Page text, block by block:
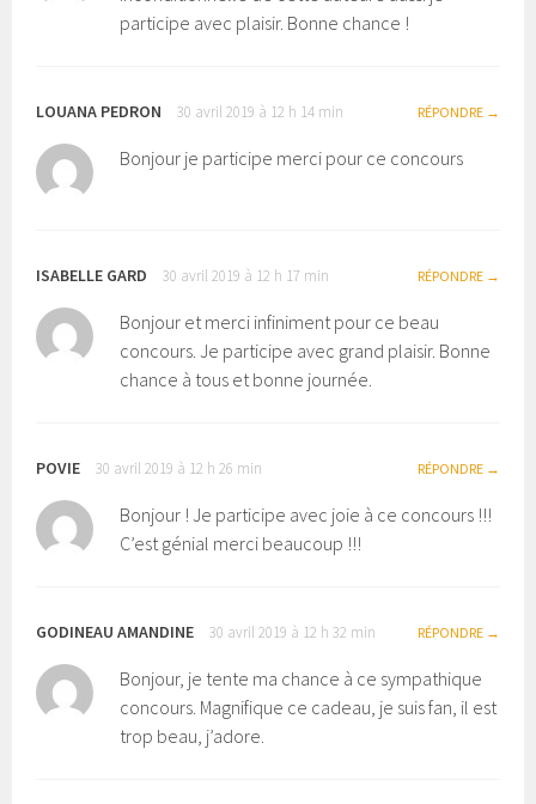
participe avec plaisir. Bonne chance !
LOUANA PEDRON 30 avril 2019 à 12 h 14 min RÉPONDRE
Bonjour je participe merci pour ce concours
ISABELLE GARD 30 avril 2019 à 12 h 17 min RÉPONDRE
Bonjour et merci infiniment pour ce beau
concours. Je participe avec grand plaisir. Bonne
chance à tous et bonne journée.
POVIE 30 avril 2019 à 12 h 26 min RÉPONDRE
Bonjour ! Je participe avec joie à ce concours !!!
C’est génial merci beaucoup !!!
GODINEAU AMANDINE 30 avril 2019 à 12 h 32 min RÉPONDRE
Bonjour, je tente ma chance à ce sympathique
concours. Magnifique ce cadeau, je suis fan, il est
trop beau, j’adore.